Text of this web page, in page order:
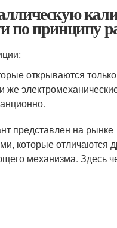
по принципу
открываются
же
представлен на рынке
которые отличаются
механизма. Здесь